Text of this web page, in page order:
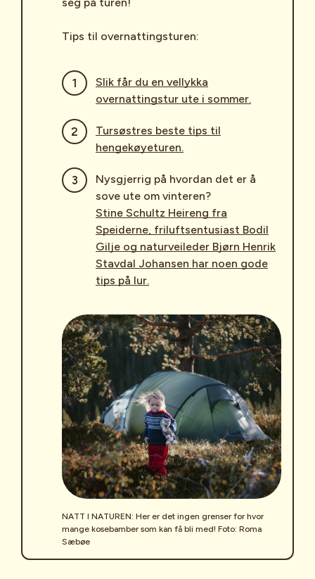
seg på turen!
Tips til overnattingsturen:
Slik får du en vellykka
overnattingstur ute i sommer.
Tursøstres beste tips til
hengekøyeturen.
Nysgjerrig på hvordan det er å
sove ute om vinteren?
Stine Schultz Heireng fra
Speiderne, friluftsentusiast Bodil
Gilje og naturveileder Bjørn Henrik
Stavdal Johansen har noen gode
tips på lur.
NATT I NATUREN: Her er det ingen grenser for hvor
mange kosebamber som kan få bli med! Foto: Roma
Sæbøe